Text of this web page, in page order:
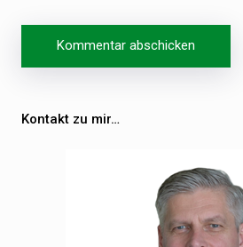
Beitragsnavigation
Kontakt zu mir…